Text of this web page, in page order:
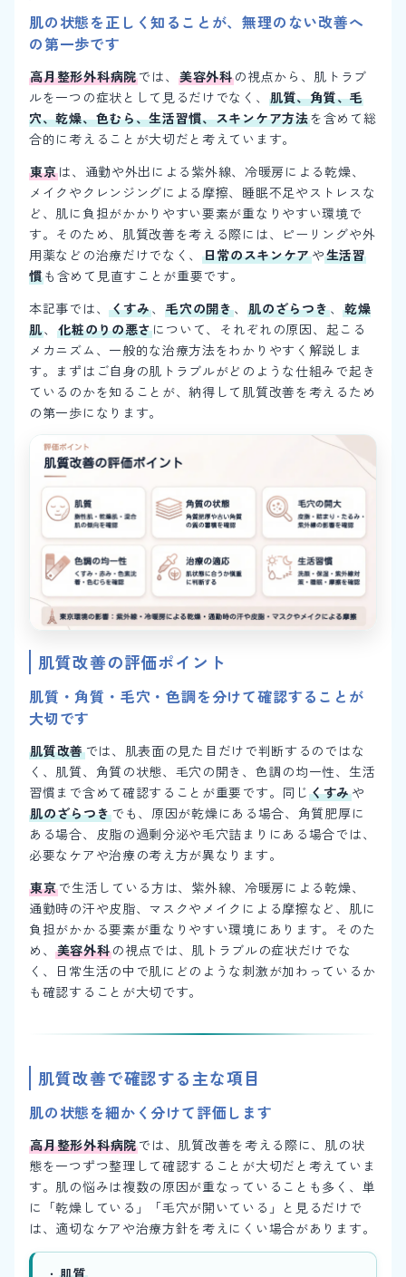
肌の状態を正しく知ることが、無理のない改善へ
の第一歩です
高月整形外科病院では、 美容外科の視点から、肌トラブ
ルを一つの症状として見るだけでなく、 肌質、角質、毛
穴、乾燥、色むら、生活習慣、スキンケア方法を含めて総
合的に考えることが大切だと考えています。
東京は、通勤や外出による紫外線、冷暖房による乾燥、
メイクやクレンジングによる摩擦、睡眠不足やストレスな
ど、肌に負担がかかりやすい要素が重なりやすい環境で
す。そのため、肌質改善を考える際には、ピーリングや外
用薬などの治療だけでなく、日常のスキンケアや生活習
慣も含めて見直すことが重要です。
本記事では、くすみ、 毛穴の開き、 肌のざらつき、乾燥
肌、 化粧のりの悪さについて、それぞれの原因、起こる
メカニズム、一般的な治療方法をわかりやすく解説しま
す。まずはご自身の肌トラブルがどのような仕組みで起き
ているのかを知ることが、納得して肌質改善を考えるため
の第一歩になります。
肌質改善の評価ポイント
肌質・角質・毛穴・色調を分けて確認することが
大切です
肌質改善では、肌表面の見た目だけで判断するのではな
く、肌質、角質の状態、毛穴の開き、色調の均一性、生活
習慣まで含めて確認することが重要です。同じ くすみや
肌のざらつきでも、原因が乾燥にある場合、角質肥厚に
ある場合、皮脂の過剰分泌や毛穴詰まりにある場合では、
必要なケアや治療の考え方が異なります。
東京で生活している方は、紫外線、冷暖房による乾燥、
通勤時の汗や皮脂、マスクやメイクによる摩擦など、肌に
負担がかかる要素が重なりやすい環境にあります。そのた
め、美容外科の視点では、肌トラブルの症状だけでな
く、日常生活の中で肌にどのような刺激が加わっているか
も確認することが大切です。
肌質改善で確認する主な項目
肌の状態を細かく分けて評価します
高月整形外科病院では、肌質改善を考える際に、肌の状
態を一つずつ整理して確認することが大切だと考えていま
す。肌の悩みは複数の原因が重なっていることも多く、単
に「乾燥している」「毛穴が開いている」と見るだけで
は、適切なケアや治療方針を考えにくい場合があります。